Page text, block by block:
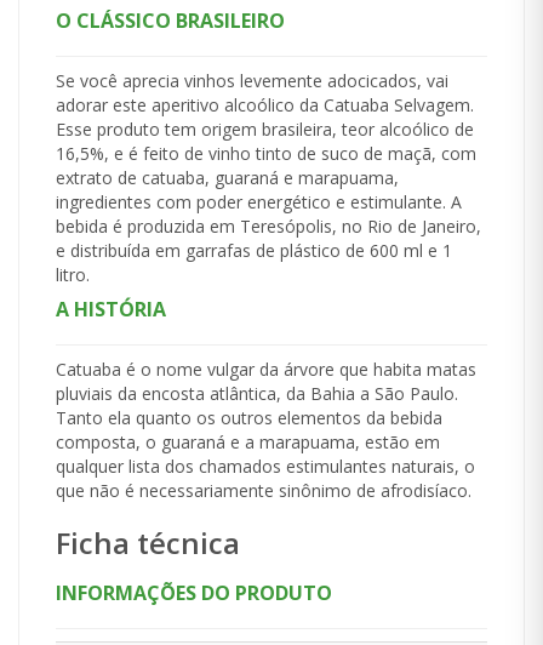
O CLÁSSICO BRASILEIRO
Se você aprecia vinhos levemente adocicados, vai
adorar este aperitivo alcoólico da Catuaba Selvagem.
Esse produto tem origem brasileira, teor alcoólico de
16,5%, e é feito de vinho tinto de suco de maçã, com
extrato de catuaba, guaraná e marapuama,
ingredientes com poder energético e estimulante. A
bebida é produzida em Teresópolis, no Rio de Janeiro,
e distribuída em garrafas de plástico de 600 ml e 1
litro.
A HISTÓRIA
Catuaba é o nome vulgar da árvore que habita matas
pluviais da encosta atlântica, da Bahia a São Paulo.
Tanto ela quanto os outros elementos da bebida
composta, o guaraná e a marapuama, estão em
qualquer lista dos chamados estimulantes naturais, o
que não é necessariamente sinônimo de afrodisíaco.
Ficha técnica
INFORMAÇÕES DO PRODUTO